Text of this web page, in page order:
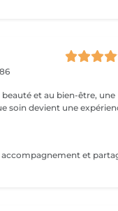
et au bien-être, une
soin devient une